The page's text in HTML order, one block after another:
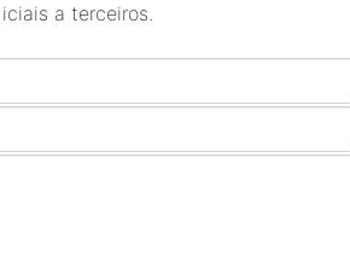
a terceiros.